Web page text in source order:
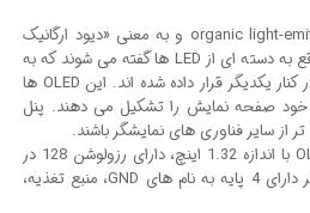
کلمه OLED مخفف organic light-emitting diode و به معنی «دیود ارگانیک
گسیل دهنده‌ی نور» است. در واقع به دسته ای از LED ها گفته می شوند که به
صورت Organic یا مجموعه ای در کنار یکدیگر قرار داده شده اند. این OLED ها
خود صفحه نمایش را تشکیل می دهند. پنل
این ماژول نمایشگر از جنس OLED با اندازه 1.32 اینچ، دارای رزولوشن 128 در
98 پیکسل می باشد.این نمایشگر دارای 4 پایه به نام های GND، منبع تغذیه،